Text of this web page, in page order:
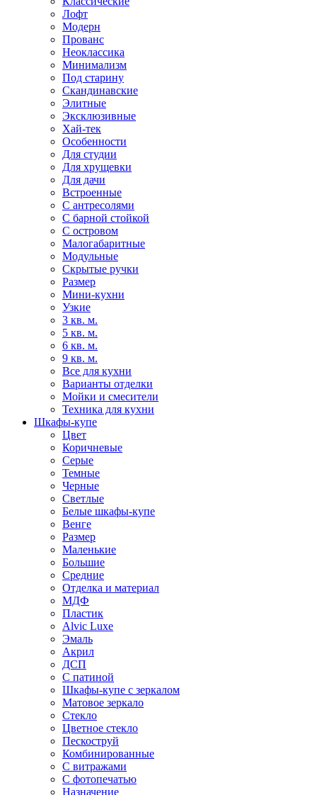
Лофт
Модерн
Прованс
Неоклассика
Минимализм
Под старину
Скандинавские
Элитные
Эксклюзивные
Хай-тек
Особенности
Для студии
Для хрущевки
Для дачи
Встроенные
С антресолями
С барной стойкой
С островом
Малогабаритные
Модульные
Скрытые ручки
Размер
Мини-кухни
Узкие
3 кв. м.
5 кв. м.
6 кв. м.
9 кв. м.
Все для кухни
Варианты отделки
Мойки и смесители
Техника для кухни
Шкафы-купе
Цвет
Коричневые
Серые
Темные
Черные
Светлые
Белые шкафы-купе
Венге
Размер
Маленькие
Большие
Средние
Отделка и материал
МДФ
Пластик
Alvic Luxe
Эмаль
Акрил
ДСП
С патиной
Шкафы-купе с зеркалом
Матовое зеркало
Стекло
Цветное стекло
Пескоструй
Комбинированные
С витражами
С фотопечатью
Назначение